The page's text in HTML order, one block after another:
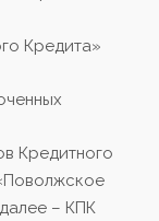
Кредита»
Кредитного
– КПК